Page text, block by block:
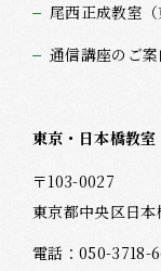
尾西正成教室（
通信講座のご
東京・日本橋教室
〒103-0027
東京都中央区日
電話：050-3718-